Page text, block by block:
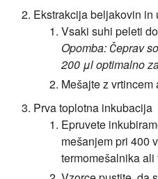
Ekstrakcija beljakovin
Vsaki suhi peleti
Opomba: Čeprav
200 μl optimalno
Mešajte z
Prva toplotna inkubacija
Epruvete
mešanjem pri 400
termomešalnika